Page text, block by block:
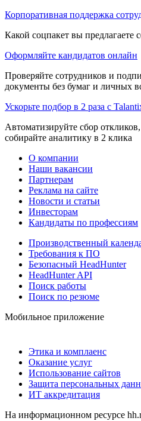
Корпоративная поддержка
Какой соцпакет вы предлагаете
Оформляйте кандидатов онлайн
Проверяйте сотрудников и
документы без бумаг и личных
Ускорьте подбор в 2 раза с
Автоматизируйте сбор
собирайте аналитику в 2 клика
О компании
Наши вакансии
Партнерам
Реклама на сайте
Новости и статьи
Инвесторам
Кандидаты по профессиям
Производственный
Требования к ПО
Безопасный HeadHunter
HeadHunter API
Поиск работы
Поиск по резюме
Мобильное приложение
Этика и комплаенс
Оказание услуг
Использование сайтов
Защита персональных
ИТ аккредитация
На информационном ресурсе